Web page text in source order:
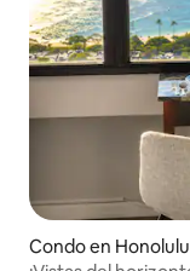
Condo en Honolulu